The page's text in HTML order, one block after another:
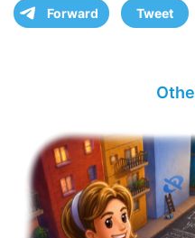
Forward Tweet